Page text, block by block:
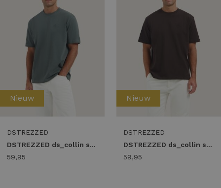
Nieuw
DSTREZZED
DSTREZZED ds_collin ss tee 203012 T-shirts grey green
59,95
Nieuw
DSTREZZED
DSTREZZED ds_collin ss tee 203012 T-shirts dk. brown
59,95